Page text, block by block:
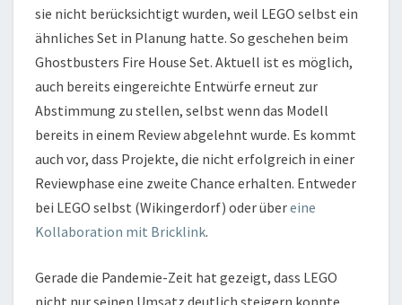
sie nicht berücksichtigt wurden, weil LEGO selbst ein
ähnliches Set in Planung hatte. So geschehen beim
Ghostbusters Fire House Set. Aktuell ist es möglich,
auch bereits eingereichte Entwürfe erneut zur
Abstimmung zu stellen, selbst wenn das Modell
bereits in einem Review abgelehnt wurde. Es kommt
auch vor, dass Projekte, die nicht erfolgreich in einer
Reviewphase eine zweite Chance erhalten. Entweder
bei LEGO selbst (Wikingerdorf) oder übereine
Kollaboration mit Bricklink.
Gerade die Pandemie-Zeit hat gezeigt, dass LEGO